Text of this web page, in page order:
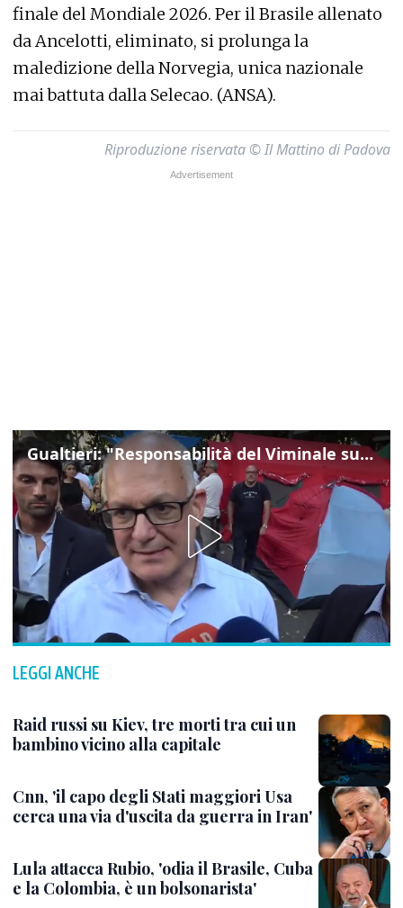
finale del Mondiale 2026. Per il Brasile allenato
da Ancelotti, eliminato, si prolunga la
maledizione della Norvegia, unica nazionale
mai battuta dalla Selecao. (ANSA).
Riproduzione riservata © Il Mattino di Padova
Gualtieri: "Responsabilità del Viminale su Spin Time? La posizione dei partiti è nota"
LEGGI ANCHE
Raid russi su Kiev, tre morti tra cui un
bambino vicino alla capitale
Cnn, 'il capo degli Stati maggiori Usa
cerca una via d'uscita da guerra in Iran'
Lula attacca Rubio, 'odia il Brasile, Cuba
e la Colombia, è un bolsonarista'